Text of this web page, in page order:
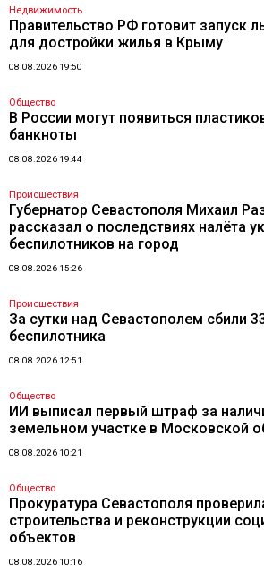
Недвижимость
Правительство РФ готовит запуск
для достройки жилья в Крыму
08.08.2026 19:50
Общество
В России могут появиться
банкноты
08.08.2026 19:44
Происшествия
Губернатор Севастополя Михаил
рассказал о последствиях налёта
беспилотников на город
08.08.2026 15:26
Происшествия
За сутки над Севастополем сбили
беспилотника
08.08.2026 12:51
Общество
ИИ выписал первый штраф за
земельном участке в Московской
08.08.2026 10:21
Общество
Прокуратура Севастополя
строительства и реконструкции
объектов
08.08.2026 10:16